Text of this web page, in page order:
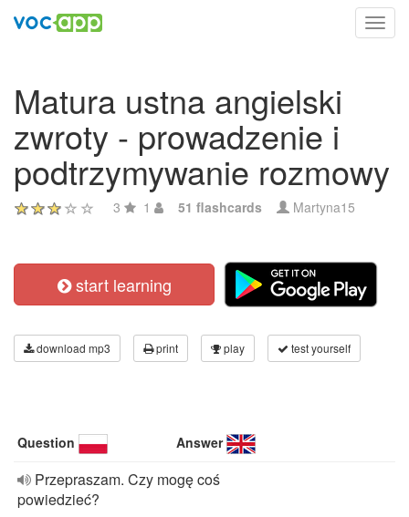
Matura ustna angielski
zwroty - prowadzenie i
podtrzymywanie rozmowy
3 1 51 flashcards Martyna15
start learning
download mp3 print play test yourself
Question Answer
Przepraszam. Czy mogę coś
powiedzieć?